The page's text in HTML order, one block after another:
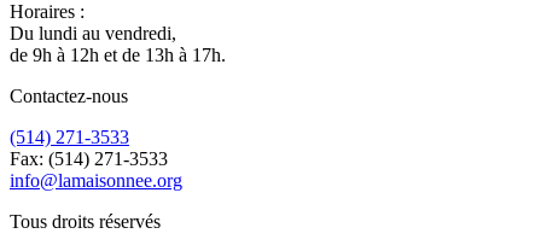
Horaires :
Du lundi au vendredi,
de 9h à 12h et de 13h à 17h.
Contactez-nous
(514) 271-3533
Fax: (514) 271-3533
info@lamaisonnee.org
Tous droits réservés